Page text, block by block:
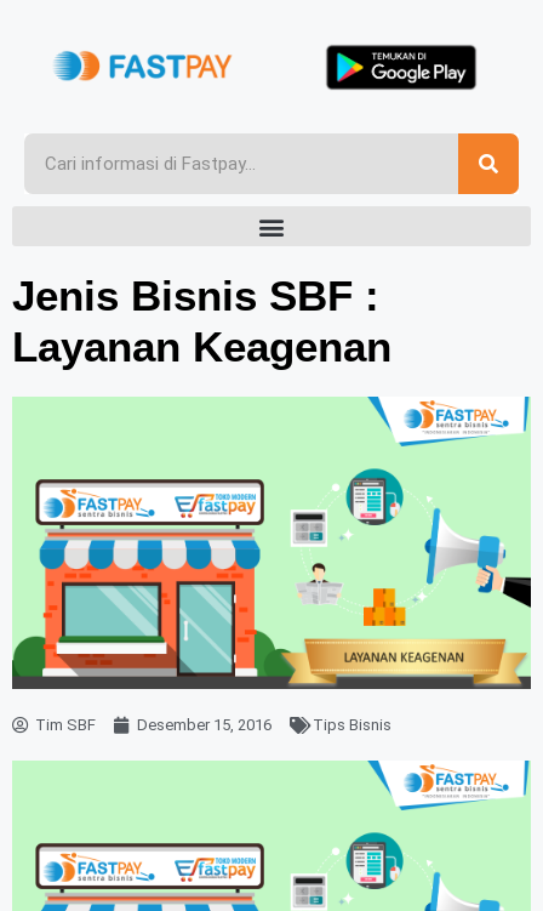
Jenis Bisnis SBF :
Layanan Keagenan
Tim SBF Desember 15, 2016 Tips Bisnis